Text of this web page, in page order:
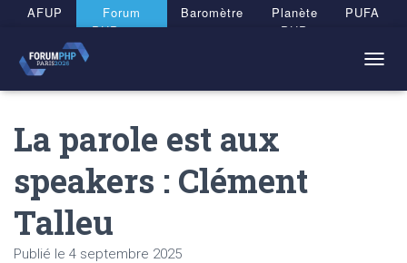
AFUP
Forum
PHP 2026
Baromètre
Planète
PHP
PUFA
O
La parole est aux
speakers : Clément
Talleu
Publié le 4 septembre 2025
Panneau de gestion des cookies